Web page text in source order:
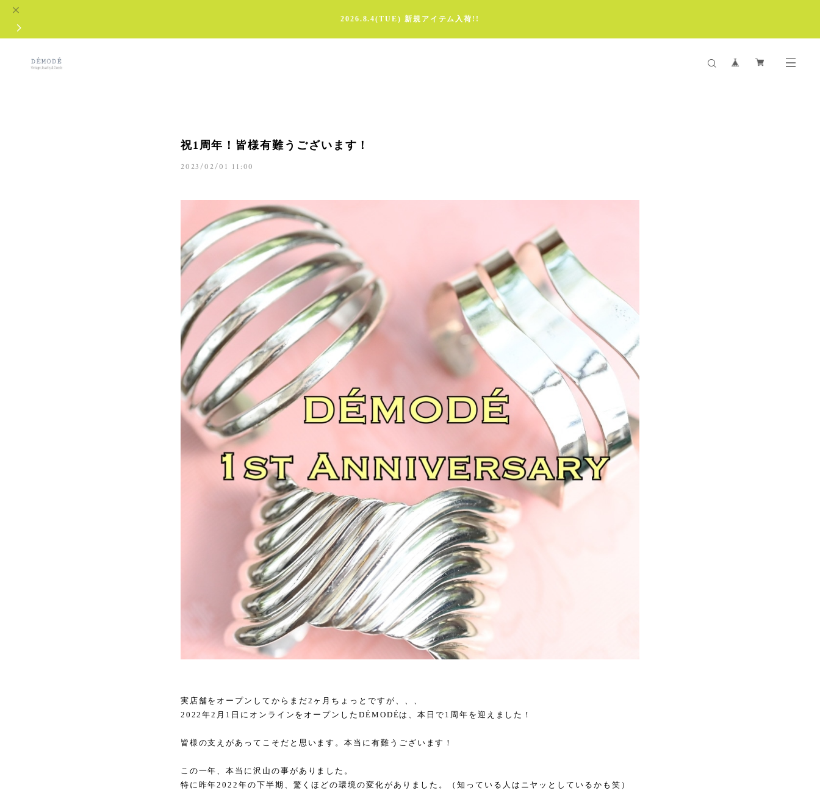
2026.8.4(TUE) 新規アイテム入荷!!
祝1周年！皆様有難うございます！
2023/02/01 11:00
実店舗をオープンしてからまだ2ヶ月ちょっとですが、、、
2022年2月1日にオンラインをオープンしたDÉMODÉは、本日で1周年を迎えました！
皆様の支えがあってこそだと思います。本当に有難うございます！
この一年、本当に沢山の事がありました。
特に昨年2022年の下半期、驚くほどの環境の変化がありました。（知っている人はニヤッとしているかも笑）